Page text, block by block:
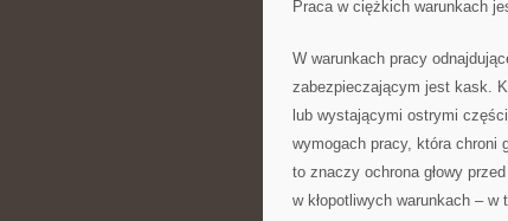
Praca w ciężkich warunkach
W warunkach pracy
zabezpieczającym jest kask.
lub wystającymi ostrymi
wymogach pracy, która chroni
to znaczy ochrona głowy
w kłopotliwych warunkach –